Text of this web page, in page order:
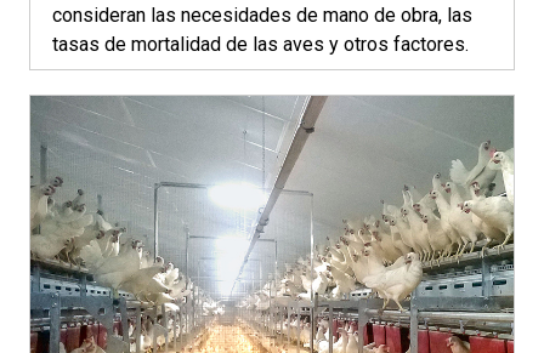
consideran las necesidades de mano de obra, las
tasas de mortalidad de las aves y otros factores.